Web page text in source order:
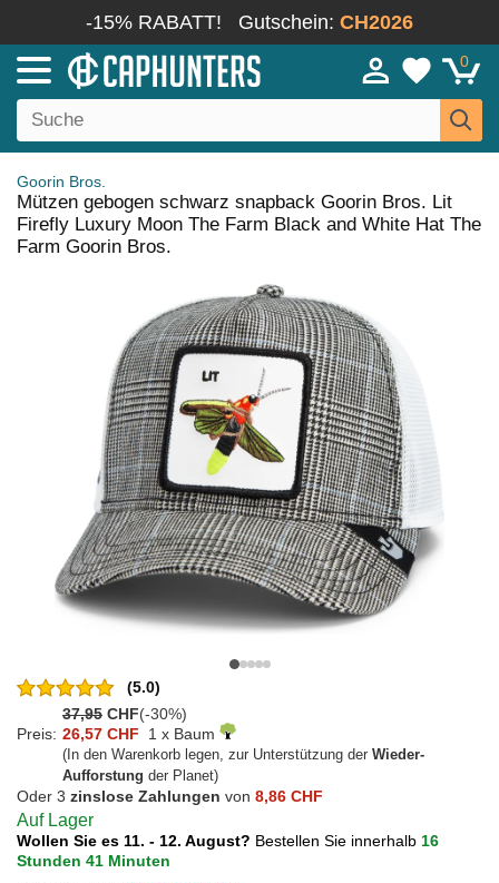
-15% RABATT! Gutschein: CH2026
0
Goorin Bros.
Mützen gebogen schwarz snapback Goorin Bros. Lit
Firefly Luxury Moon The Farm Black and White Hat The
Farm Goorin Bros.
(5.0)
37,95 CHF(-30%)
Preis: 26,57 CHF 1 x Baum
(In den Warenkorb legen, zur Unterstützung der Wieder-
Aufforstung der Planet)
Oder 3 zinslose Zahlungen von 8,86 CHF
Auf Lager
Wollen Sie es 11. - 12. August? Bestellen Sie innerhalb 16
Stunden 41 Minuten